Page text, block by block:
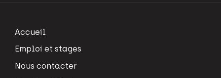
Accueil
Emploi et stages
Nous contacter